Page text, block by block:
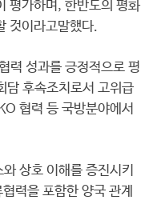
평가하며, 한반도의 평화
것이라고말했다.
력 성과를 긍정적으로 평
후속조치로서 고위급
협력 등 국방분야에서
상호 이해를 증진시키
력을 포함한 양국 관계